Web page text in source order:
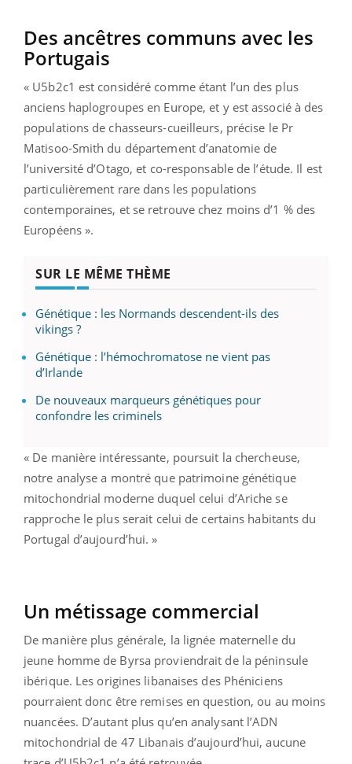
Des ancêtres communs avec les
Portugais
« U5b2c1 est considéré comme étant l’un des plus
anciens haplogroupes en Europe, et y est associé à des
populations de chasseurs-cueilleurs, précise le Pr
Matisoo-Smith du département d’anatomie de
l’université d’Otago, et co-responsable de l’étude. Il est
particulièrement rare dans les populations
contemporaines, et se retrouve chez moins d’1 % des
Européens ».
SUR LE MÊME THÈME
Génétique : les Normands descendent-ils des
vikings ?
Génétique : l’hémochromatose ne vient pas
d’Irlande
De nouveaux marqueurs génétiques pour
confondre les criminels
« De manière intéressante, poursuit la chercheuse,
notre analyse a montré que patrimoine génétique
mitochondrial moderne duquel celui d’Ariche se
rapproche le plus serait celui de certains habitants du
Portugal d’aujourd’hui. »
Un métissage commercial
De manière plus générale, la lignée maternelle du
jeune homme de Byrsa proviendrait de la péninsule
ibérique. Les origines libanaises des Phéniciens
pourraient donc être remises en question, ou au moins
nuancées. D’autant plus qu’en analysant l’ADN
mitochondrial de 47 Libanais d’aujourd’hui, aucune